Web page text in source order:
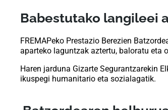
Babestutako langileei
FREMAPeko Prestazio Berezien
aparteko laguntzak aztertu, baloratu eta
Haren jarduna Gizarte Segurantzarekin
ikuspegi humanitario eta sozialagatik.